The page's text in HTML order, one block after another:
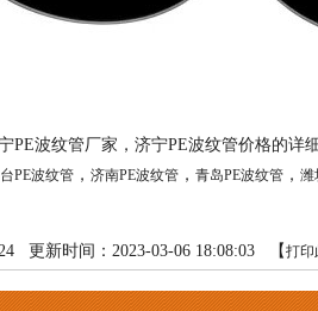
PE波纹管厂家，济宁PE波纹管价格的详
PE波纹管， 济南PE波纹管， 青岛PE波纹管， 潍
更新时间：2023-03-06 18:08:03 【打印